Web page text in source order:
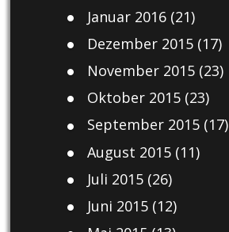
Januar 2016(21)
Dezember 2015(17)
November 2015(23)
Oktober 2015(23)
September 2015(17)
August 2015(11)
Juli 2015(26)
Juni 2015(12)